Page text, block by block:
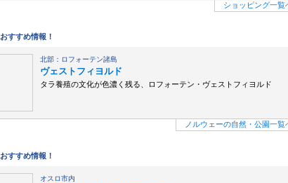
ショッピング一覧
おすすめ情報！
北部：ロフォーテン諸島
ヴェストフィヨルド
タラ養殖の文化が色濃く残る、ロフォーテン・ヴェストフィヨルド
ノルウェーの自然・公園一覧
おすすめ情報！
オスロ市内